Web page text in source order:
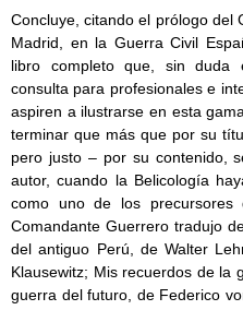
Concluye, citando el prólogo del
Madrid, en la Guerra Civil
libro completo que, sin
consulta para profesionales e
aspiren a ilustrarse en esta
terminar que más que por su
pero justo – por su contenido,
autor, cuando la Belicología
como uno de los precursores
Comandante Guerrero tradujo
del antiguo Perú, de Walter
Klausewitz; Mis recuerdos de la
guerra del futuro, de Federico